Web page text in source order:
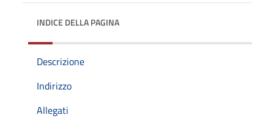
INDICE DELLA PAGINA
Descrizione
Indirizzo
Allegati